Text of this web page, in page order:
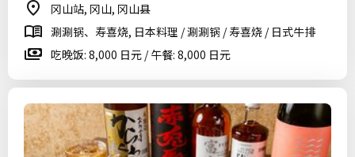
冈山站, 冈山, 冈山县
涮涮锅、寿喜烧, 日本料理 / 涮涮锅 / 寿喜烧 / 日式牛排
吃晚饭: 8,000 日元 / 午餐: 8,000 日元